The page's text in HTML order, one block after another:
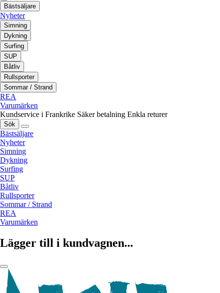
Bästsäljare
Nyheter
Simning
Dykning
Surfing
SUP
Båtliv
Rullsporter
Sommar / Strand
REA
Varumärken
Kundservice i Frankrike Säker betalning Enkla returer
Sök
Bästsäljare
Nyheter
Simning
Dykning
Surfing
SUP
Båtliv
Rullsporter
Sommar / Strand
REA
Varumärken
Lägger till i kundvagnen...